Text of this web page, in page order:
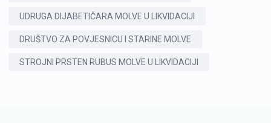
UDRUGA DIJABETIČARA MOLVE U LIKVIDACIJI
DRUŠTVO ZA POVJESNICU I STARINE MOLVE
STROJNI PRSTEN RUBUS MOLVE U LIKVIDACIJI